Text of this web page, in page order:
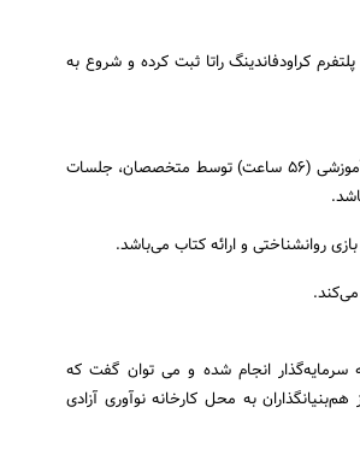
کراودفاندینگ راتا ثبت کرده و شروع به
این بخش از برنامه ۷ هفته به طول می‌انجامد. هر هفته شامل کارگاه‌های آموزشی (۵۶ ساعت) توسط متخصصان، جلسات
سرمایه‌گذار انجام شده و می توان گفت که
به محل کارخانه نوآوری آزادی